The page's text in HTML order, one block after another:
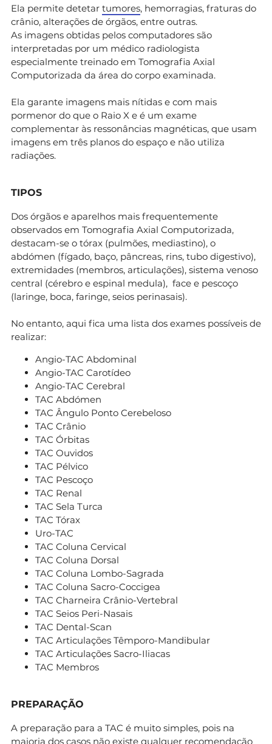
Ela permite detetar tumores, hemorragias, fraturas do
crânio, alterações de órgãos, entre outras.
As imagens obtidas pelos computadores são
interpretadas por um médico radiologista
especialmente treinado em Tomografia Axial
Computorizada da área do corpo examinada.
Ela garante imagens mais nítidas e com mais
pormenor do que o Raio X e é um exame
complementar às ressonâncias magnéticas, que usam
imagens em três planos do espaço e não utiliza
radiações.
TIPOS
Dos órgãos e aparelhos mais frequentemente
observados em Tomografia Axial Computorizada,
destacam-se o tórax (pulmões, mediastino), o
abdómen (fígado, baço, pâncreas, rins, tubo digestivo),
extremidades (membros, articulações), sistema venoso
central (cérebro e espinal medula), face e pescoço
(laringe, boca, faringe, seios perinasais).
No entanto, aqui fica uma lista dos exames possíveis de
realizar:
Angio-TAC Abdominal
Angio-TAC Carotídeo
Angio-TAC Cerebral
TAC Abdómen
TAC Ângulo Ponto Cerebeloso
TAC Crânio
TAC Órbitas
TAC Ouvidos
TAC Pélvico
TAC Pescoço
TAC Renal
TAC Sela Turca
TAC Tórax
Uro-TAC
TAC Coluna Cervical
TAC Coluna Dorsal
TAC Coluna Lombo-Sagrada
TAC Coluna Sacro-Coccigea
TAC Charneira Crânio-Vertebral
TAC Seios Peri-Nasais
TAC Dental-Scan
TAC Articulações Têmporo-Mandibular
TAC Articulações Sacro-Iliacas
TAC Membros
PREPARAÇÃO
A preparação para a TAC é muito simples, pois na
maioria dos casos não existe qualquer recomendação